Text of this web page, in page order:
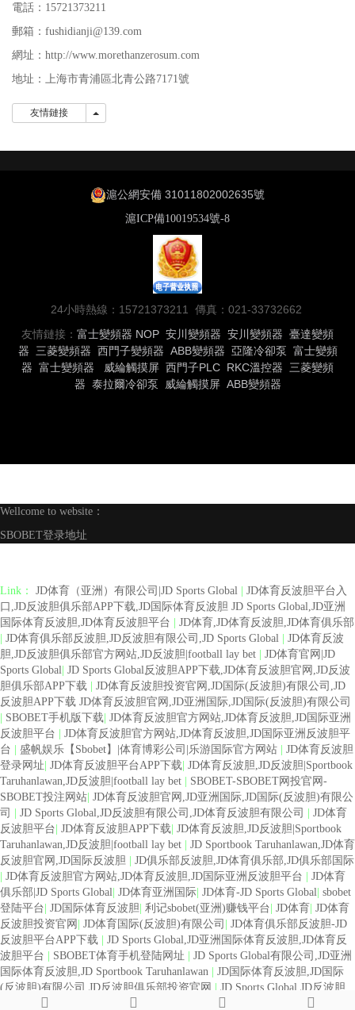
電話：15721373211
郵箱：fushidianji@139.com
網址：http://www.morethanzerosum.com
地址：上海市青浦區北青公路7171號
友情鏈接 友情鏈接
滬公網安備 31011802002635號
滬ICP備10019534號-8
24小時熱線：15721373211 傳真：021-33732662
友情鏈接： 富士變頻器 NOP 安川變頻器 安川變頻器 臺達變頻
器 三菱變頻器 西門子變頻器 ABB變頻器 亞隆冷卻泵 富士變頻
器 富士變頻器 威綸觸摸屏 西門子PLC RKC溫控器 三菱變頻
器 泰拉爾冷卻泵 威綸觸摸屏 ABB變頻器
Wellcome to website：
SBOBET登录地址
Link： JD体育（亚洲）有限公司|JD Sports Global
JD体育反波胆平台入
口,JD反波胆俱乐部APP下载,JD国际体育反波胆 JD Sports Global,JD亚洲
国际体育反波胆,JD体育反波胆平台
JD体育,JD体育反波胆,JD体育俱乐部
JD体育俱乐部反波胆,JD反波胆有限公司,JD Sports Global
JD体育反波
胆,JD反波胆俱乐部官方网站,JD反波胆|football lay bet
JD体育官网|JD
Sports Global JD Sports Global反波胆APP下载,JD体育反波胆官网,JD反波
胆俱乐部APP下载
JD体育反波胆投资官网,JD国际(反波胆)有限公司,JD
反波胆APP下载 JD体育反波胆官网,JD亚洲国际,JD国际(反波胆)有限公司
SBOBET手机版下载 JD体育反波胆官方网站,JD体育反波胆,JD国际亚洲
反波胆平台
JD体育反波胆官方网站,JD体育反波胆,JD国际亚洲反波胆平
台
盛帆娱乐【Sbobet】|体育博彩公司|乐游国际官方网站
JD体育反波胆
登录网址 JD体育反波胆平台APP下载 JD体育反波胆,JD反波胆|Sportbook
Taruhanlawan,JD反波胆|football lay bet
SBOBET-SBOBET网投官网-
SBOBET投注网站 JD体育反波胆官网,JD亚洲国际,JD国际(反波胆)有限公
司
JD Sports Global,JD反波胆有限公司,JD体育反波胆有限公司
JD体育
反波胆平台 JD体育反波胆APP下载 JD体育反波胆,JD反波胆|Sportbook
Taruhanlawan,JD反波胆|football lay bet
JD Sportbook Taruhanlawan,JD体育
反波胆官网,JD国际反波胆
JD俱乐部反波胆,JD体育俱乐部,JD俱乐部国际
JD体育反波胆官方网站,JD体育反波胆,JD国际亚洲反波胆平台
JD体育
俱乐部|JD Sports Global JD体育亚洲国际 JD体育-JD Sports Global sbobet
登陆平台 JD国际体育反波胆 利记sbobet(亚洲)赚钱平台 JD体育 JD体育
反波胆投资官网
JD体育国际(反波胆)有限公司
JD体育俱乐部反波胆-JD
反波胆平台APP下载
JD Sports Global,JD亚洲国际体育反波胆,JD体育反
波胆平台
SBOBET体育手机登陆网址
JD Sports Global有限公司,JD亚洲
国际体育反波胆,JD Sportbook Taruhanlawan
JD国际体育反波胆,JD国际
(反波胆)有限公司,JD反波胆俱乐部投资官网 | JD Sports Global,JD反波胆